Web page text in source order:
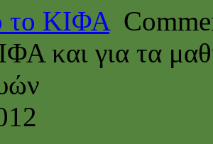
το ΚΙΦΑ
και για τα